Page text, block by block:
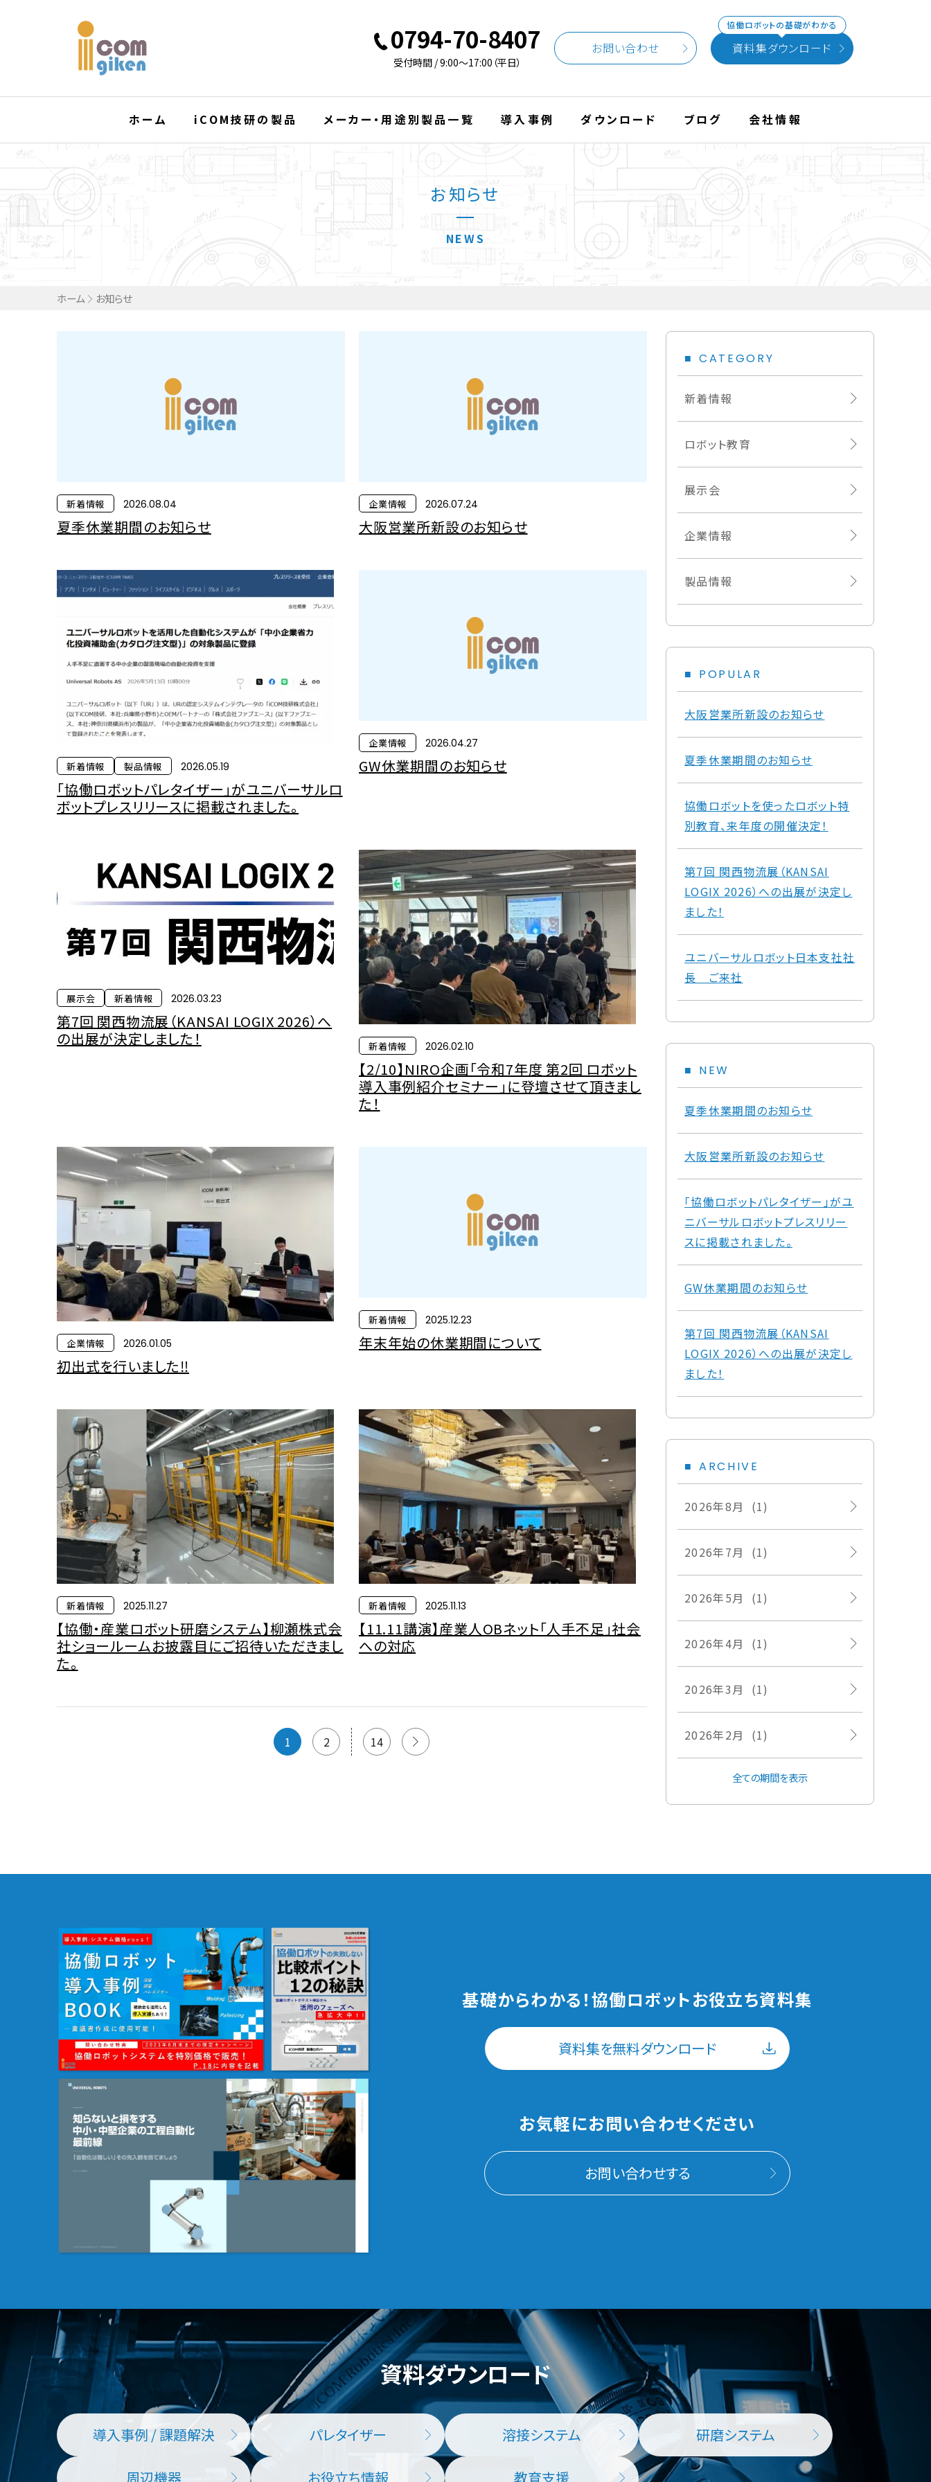
0794-70-8407
受付時間 / 9:00〜17:00（平日）
お問い合わせ
協働ロボットの基礎がわかる
資料集ダウンロード
ホーム iCOM技研の製品 メーカー・用途別製品一覧 導入事例 ダウンロード ブログ 会社情報
お知らせ
NEWS
ホーム お知らせ
新着情報 2026.08.04
夏季休業期間のお知らせ
企業情報 2026.07.24
大阪営業所新設のお知らせ
新着情報 製品情報 2026.05.19
「協働ロボットパレタイザー」がユニバーサルロ
ボットプレスリリースに掲載されました。
企業情報 2026.04.27
GW休業期間のお知らせ
展示会 新着情報 2026.03.23
第7回 関西物流展（KANSAI LOGIX 2026）へ
の出展が決定しました！
新着情報 2026.02.10
【2/10】NIRO企画「令和7年度 第2回 ロボット
導入事例紹介セミナー」に登壇させて頂きまし
た！
企業情報 2026.01.05
初出式を行いました‼
新着情報 2025.12.23
年末年始の休業期間について
新着情報 2025.11.27
【協働・産業ロボット研磨システム】柳瀬株式会
社ショールームお披露目にご招待いただきまし
た。
新着情報 2025.11.13
【11.11講演】産業人OBネット「人手不足」社会
への対応
1 2 … 14
CATEGORY
新着情報
ロボット教育
展示会
企業情報
製品情報
POPULAR
大阪営業所新設のお知らせ
夏季休業期間のお知らせ
協働ロボットを使ったロボット特
別教育、来年度の開催決定！
第7回 関西物流展（KANSAI
LOGIX 2026）への出展が決定し
ました！
ユニバーサルロボット日本支社社
長 ご来社
NEW
夏季休業期間のお知らせ
大阪営業所新設のお知らせ
「協働ロボットパレタイザー」がユ
ニバーサルロボットプレスリリー
スに掲載されました。
GW休業期間のお知らせ
第7回 関西物流展（KANSAI
LOGIX 2026）への出展が決定し
ました！
ARCHIVE
2026年8月 (1)
2026年7月 (1)
2026年5月 (1)
2026年4月 (1)
2026年3月 (1)
2026年2月 (1)
全ての期間を表示
基礎からわかる！協働ロボットお役立ち資料集
資料集を無料ダウンロード
お気軽にお問い合わせください
お問い合わせする
資料ダウンロード
導入事例 / 課題解決 パレタイザー 溶接システム 研磨システム
周辺機器 お役立ち情報 教育支援